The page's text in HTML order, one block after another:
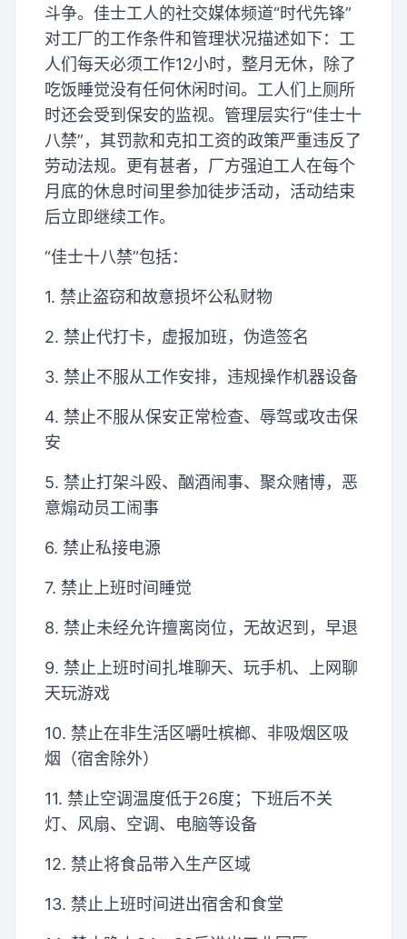
斗争。佳士工人的社交媒体频道“时代先锋”
对工厂的工作条件和管理状况描述如下：工
人们每天必须工作12小时，整月无休，除了
吃饭睡觉没有任何休闲时间。工人们上厕所
时还会受到保安的监视。管理层实行“佳士十
八禁”，其罚款和克扣工资的政策严重违反了
劳动法规。更有甚者，厂方强迫工人在每个
月底的休息时间里参加徒步活动，活动结束
后立即继续工作。
“佳士十八禁”包括：
1. 禁止盗窃和故意损坏公私财物
2. 禁止代打卡，虚报加班，伪造签名
3. 禁止不服从工作安排，违规操作机器设备
4. 禁止不服从保安正常检查、辱驾或攻击保
安
5. 禁止打架斗殴、酗酒闹事、聚众赌博，恶
意煽动员工闹事
6. 禁止私接电源
7. 禁止上班时间睡觉
8. 禁止未经允许擅离岗位，无故迟到，早退
9. 禁止上班时间扎堆聊天、玩手机、上网聊
天玩游戏
10. 禁止在非生活区嚼吐槟榔、非吸烟区吸
烟（宿舍除外）
11. 禁止空调温度低于26度；下班后不关
灯、风扇、空调、电脑等设备
12. 禁止将食品带入生产区域
13. 禁止上班时间进出宿舍和食堂